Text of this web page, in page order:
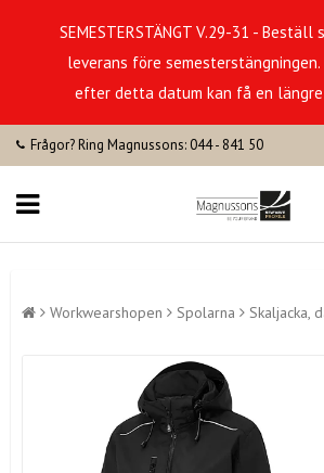
SEMESTERSTÄNGT V.29-31 -
leverans före
efter detta datum kan få en
Frågor? Ring Magnussons: 044 - 841 50
Workwearshopen Spolarna Skaljacka,